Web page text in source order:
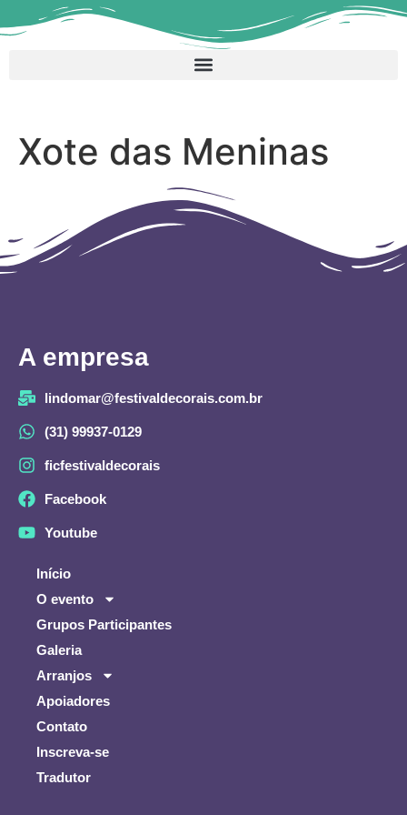
Xote das Meninas
A empresa
lindomar@festivaldecorais.com.br
(31) 99937-0129
ficfestivaldecorais
Facebook
Youtube
Início
O evento
Grupos Participantes
Galeria
Arranjos
Apoiadores
Contato
Inscreva-se
Tradutor